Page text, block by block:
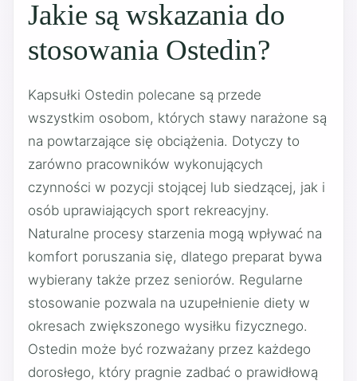
Jakie są wskazania do
stosowania Ostedin?
Kapsułki Ostedin polecane są przede
wszystkim osobom, których stawy narażone są
na powtarzające się obciążenia. Dotyczy to
zarówno pracowników wykonujących
czynności w pozycji stojącej lub siedzącej, jak i
osób uprawiających sport rekreacyjny.
Naturalne procesy starzenia mogą wpływać na
komfort poruszania się, dlatego preparat bywa
wybierany także przez seniorów. Regularne
stosowanie pozwala na uzupełnienie diety w
okresach zwiększonego wysiłku fizycznego.
Ostedin może być rozważany przez każdego
dorosłego, który pragnie zadbać o prawidłową